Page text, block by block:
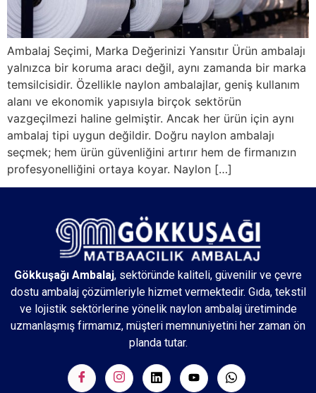
Ambalaj Seçimi, Marka Değerinizi Yansıtır Ürün ambalajı
yalnızca bir koruma aracı değil, aynı zamanda bir marka
temsilcisidir. Özellikle naylon ambalajlar, geniş kullanım
alanı ve ekonomik yapısıyla birçok sektörün
vazgeçilmezi haline gelmiştir. Ancak her ürün için aynı
ambalaj tipi uygun değildir. Doğru naylon ambalajı
seçmek; hem ürün güvenliğini artırır hem de firmanızın
profesyonelliğini ortaya koyar. Naylon […]
Gökkuşağı Ambalaj, sektöründe kaliteli, güvenilir ve çevre
dostu ambalaj çözümleriyle hizmet vermektedir. Gıda, tekstil
ve lojistik sektörlerine yönelik naylon ambalaj üretiminde
uzmanlaşmış firmamız, müşteri memnuniyetini her zaman ön
planda tutar.